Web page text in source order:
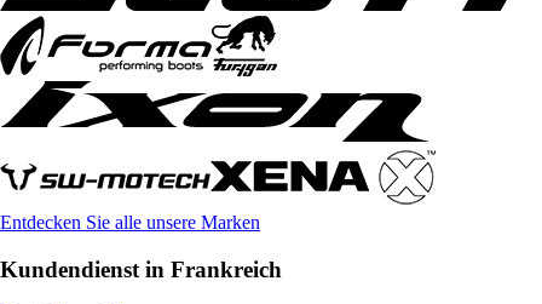
Entdecken Sie alle unsere Marken
Kundendienst in Frankreich